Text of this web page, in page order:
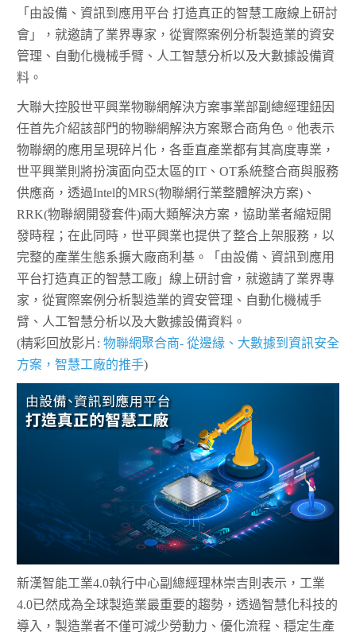
「由設備、資訊到應用平台 打造真正的智慧工廠線上研討
會」，就邀請了業界專家，從實際案例分析製造業的資安
管理、自動化機械手臂、人工智慧分析以及大數據設備資
料。
大聯大控股世平興業物聯網解決方案事業部副總經理鈕因
任首先介紹該部門的物聯網解決方案聚合商角色。他表示
物聯網的應用呈現碎片化，各垂直產業都有其高度專業，
世平興業則將扮演面向亞太區的IT、OT系統整合商與服務
供應商，透過Intel的MRS(物聯網行業整體解決方案)、
RRK(物聯網開發套件)兩大類解決方案，協助業者縮短開
發時程；在此同時，世平興業也提供了整合上架服務，以
完整的產業生態系擴大廠商利基。「由設備、資訊到應用
平台打造真正的智慧工廠」線上研討會，就邀請了業界專
家，從實際案例分析製造業的資安管理、自動化機械手
臂、人工智慧分析以及大數據設備資料。
(精彩回放影片: 物聯網聚合商- 從邊緣、大數據到資訊安全
方案，智慧工廠的推手)
新漢智能工業4.0執行中心副總經理林崇吉則表示，工業
4.0已然成為全球製造業最重要的趨勢，透過智慧化科技的
導入，製造業者不僅可減少勞動力、優化流程、穩定生產